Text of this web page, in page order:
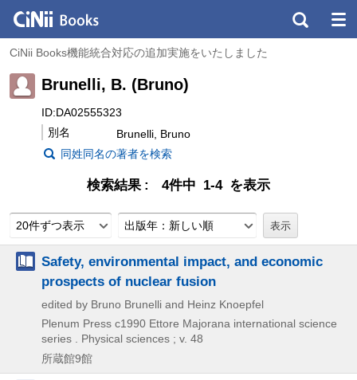
CiNii Books機能統合対応の追加実施をいたしました
Brunelli, B. (Bruno)
ID:DA02555323
別名
Brunelli, Bruno
同姓同名の著者を検索
検索結果 4件中 1-4 を表示
20件ずつ表示 出版年：新しい順
Safety, environmental impact, and economic
prospects of nuclear fusion
edited by Bruno Brunelli and Heinz Knoepfel
Plenum Press c1990 Ettore Majorana international science
series . Physical sciences ; v. 48
所蔵館9館